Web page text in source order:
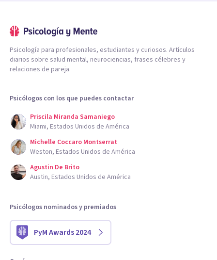
Psicología para profesionales, estudiantes y curiosos. Artículos
diarios sobre salud mental, neurociencias, frases célebres y
relaciones de pareja.
Psicólogos con los que puedes contactar
Priscila Miranda Samaniego
Miami, Estados Unidos de América
Michelle Coccaro Montserrat
Weston, Estados Unidos de América
Agustin De Brito
Austin, Estados Unidos de América
Psicólogos nominados y premiados
PyM Awards 2024